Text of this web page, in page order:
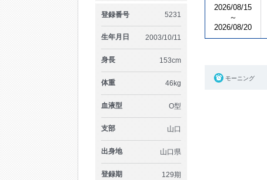
登録番号 5231
生年月日 2003/10/11
身長 153cm
体重 46kg
血液型 O型
支部 山口
出身地 山口県
登録期 129期
2026/08/15
～
2026/08/20
モーニング